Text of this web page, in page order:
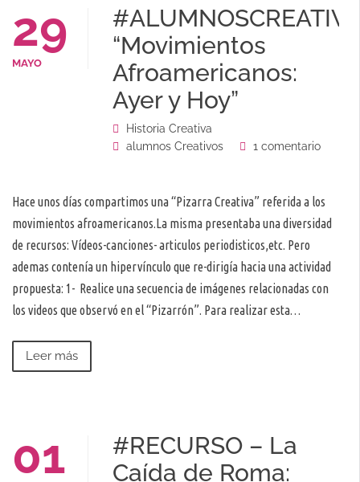
29
MAYO
“Movimientos
Afroamericanos:
Ayer y Hoy”
Historia Creativa
alumnos Creativos
1 comentario
Hace unos días compartimos una “Pizarra Creativa” referida a los
movimientos afroamericanos.La misma presentaba una diversidad
de recursos: Vídeos-canciones- articulos periodisticos,etc. Pero
ademas contenía un hipervínculo que re-dirigía hacia una actividad
propuesta: 1- Realice una secuencia de imágenes relacionadas con
los videos que observó en el “Pizarrón”. Para realizar esta…
Leer más
01
#RECURSO – La
Caída de Roma: